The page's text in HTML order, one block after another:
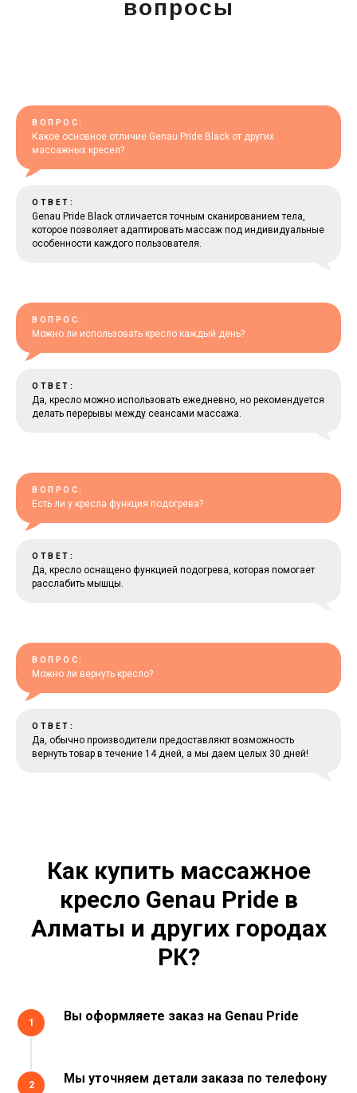
вопросы
ВОПРОС:
Какое основное отличие Genau Pride Black от других
массажных кресел?
ОТВЕТ:
Genau Pride Black отличается точным сканированием тела,
которое позволяет адаптировать массаж под индивидуальные
особенности каждого пользователя.
ВОПРОС:
Можно ли использовать кресло каждый день?
ОТВЕТ:
Да, кресло можно использовать ежедневно, но рекомендуется
делать перерывы между сеансами массажа.
ВОПРОС:
Есть ли у кресла функция подогрева?
ОТВЕТ:
Да, кресло оснащено функцией подогрева, которая помогает
расслабить мышцы.
ВОПРОС:
Можно ли вернуть кресло?
ОТВЕТ:
Да, обычно производители предоставляют возможность
вернуть товар в течение 14 дней, а мы даем целых 30 дней!
Как купить массажное
кресло Genau Pride в
Алматы и других городах
РК?
1 Вы оформляете заказ на Genau Pride
2 Мы уточняем детали заказа по телефону